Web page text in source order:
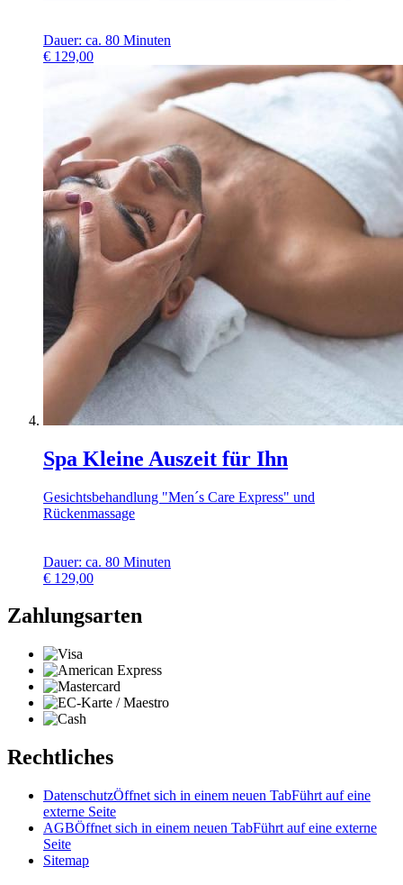
Dauer: ca. 80 Minuten
€ 129,00
Spa Kleine Auszeit für Ihn
Gesichtsbehandlung "Men´s Care Express" und
Rückenmassage
Dauer: ca. 80 Minuten
€ 129,00
Zahlungsarten
Rechtliches
DatenschutzÖffnet sich in einem neuen TabFührt auf eine
externe Seite
AGBÖffnet sich in einem neuen TabFührt auf eine externe
Seite
Sitemap